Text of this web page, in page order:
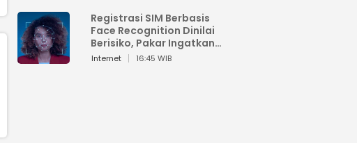
Registrasi SIM Berbasis
Face Recognition Dinilai
Berisiko, Pakar Ingatkan
Ancaman Privasi dan
Internet 16:45 WIB